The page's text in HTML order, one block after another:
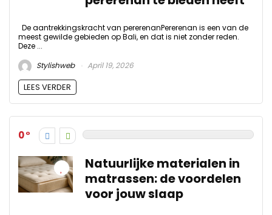
De aantrekkingskracht van pererenanPererenan is een van de
meest gewilde gebieden op Bali, en dat is niet zonder reden.
Deze ...
Stylishweb
April 19, 2026
LEES VERDER
0
Natuurlijke materialen in
matrassen: de voordelen
voor jouw slaap